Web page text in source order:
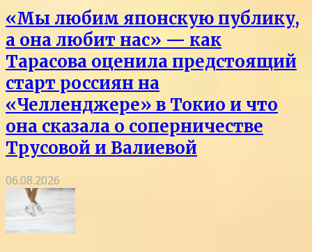
«Мы любим японскую публику,
а она любит нас» — как
Тарасова оценила предстоящий
старт россиян на
«Челленджере» в Токио и что
она сказала о соперничестве
Трусовой и Валиевой
06.08.2026